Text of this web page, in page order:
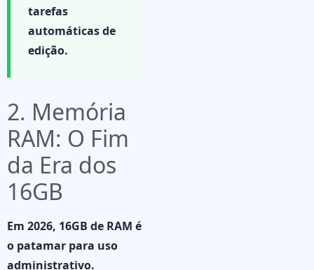
tarefas
automáticas de
edição.
2. Memória
RAM: O Fim
da Era dos
16GB
Em 2026, 16GB de RAM é
o patamar para uso
administrativo.